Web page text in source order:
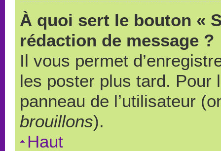
À quoi sert le bouton «
rédaction de message ?
Il vous permet
les poster plus tard. Pour
panneau de l’utilisateur
brouillons).
Haut